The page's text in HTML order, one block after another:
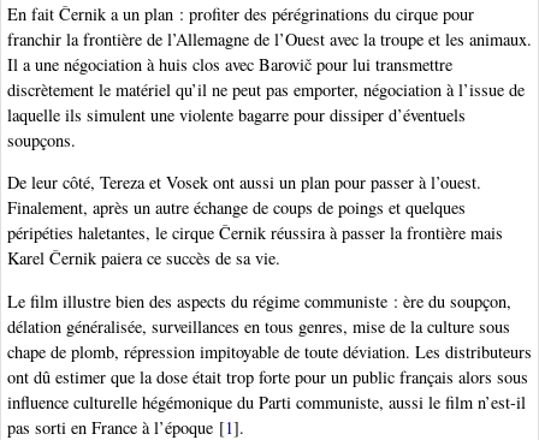
En fait Černik a un plan : profiter des pérégrinations du cirque pour
franchir la frontière de l’Allemagne de l’Ouest avec la troupe et les animaux.
Il a une négociation à huis clos avec Barovič pour lui transmettre
discrètement le matériel qu’il ne peut pas emporter, négociation à l’issue de
laquelle ils simulent une violente bagarre pour dissiper d’éventuels
soupçons.
De leur côté, Tereza et Vosek ont aussi un plan pour passer à l’ouest.
Finalement, après un autre échange de coups de poings et quelques
péripéties haletantes, le cirque Černik réussira à passer la frontière mais
Karel Černik paiera ce succès de sa vie.
Le film illustre bien des aspects du régime communiste : ère du soupçon,
délation généralisée, surveillances en tous genres, mise de la culture sous
chape de plomb, répression impitoyable de toute déviation. Les distributeurs
ont dû estimer que la dose était trop forte pour un public français alors sous
influence culturelle hégémonique du Parti communiste, aussi le film n’est-il
pas sorti en France à l’époque [1].